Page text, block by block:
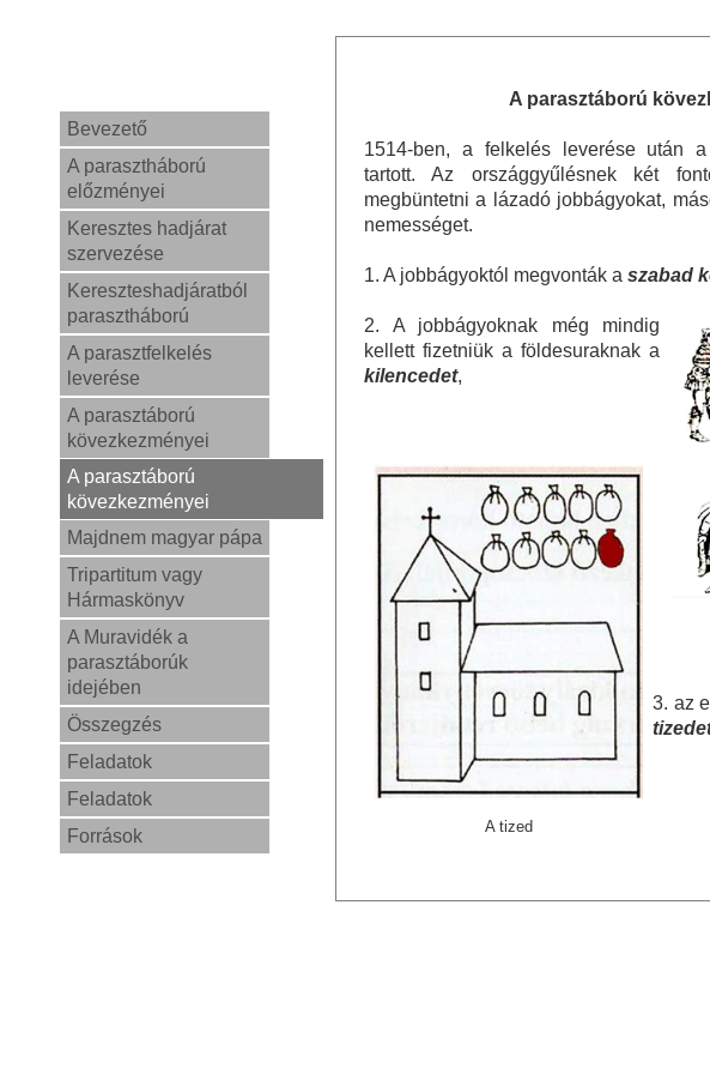
Bevezető
A parasztháború
előzményei
Keresztes hadjárat
szervezése
Kereszteshadjáratból
parasztháború
A parasztfelkelés
leverése
A parasztáború
kövezkezményei
A parasztáború
kövezkezményei
Majdnem magyar pápa
Tripartitum vagy
Hármaskönyv
A Muravidék a
parasztáborúk
idejében
Összegzés
Feladatok
Feladatok
Források
A parasztáború
1514-ben, a felkelés leverése után
tartott. Az országgyűlésnek két
megbüntetni a lázadó jobbágyokat,
nemességet.
1. A jobbágyoktól megvonták a szabad
2. A jobbágyoknak még mindig
kellett fizetniük a földesuraknak a
kilencedet,
A tized
3. az